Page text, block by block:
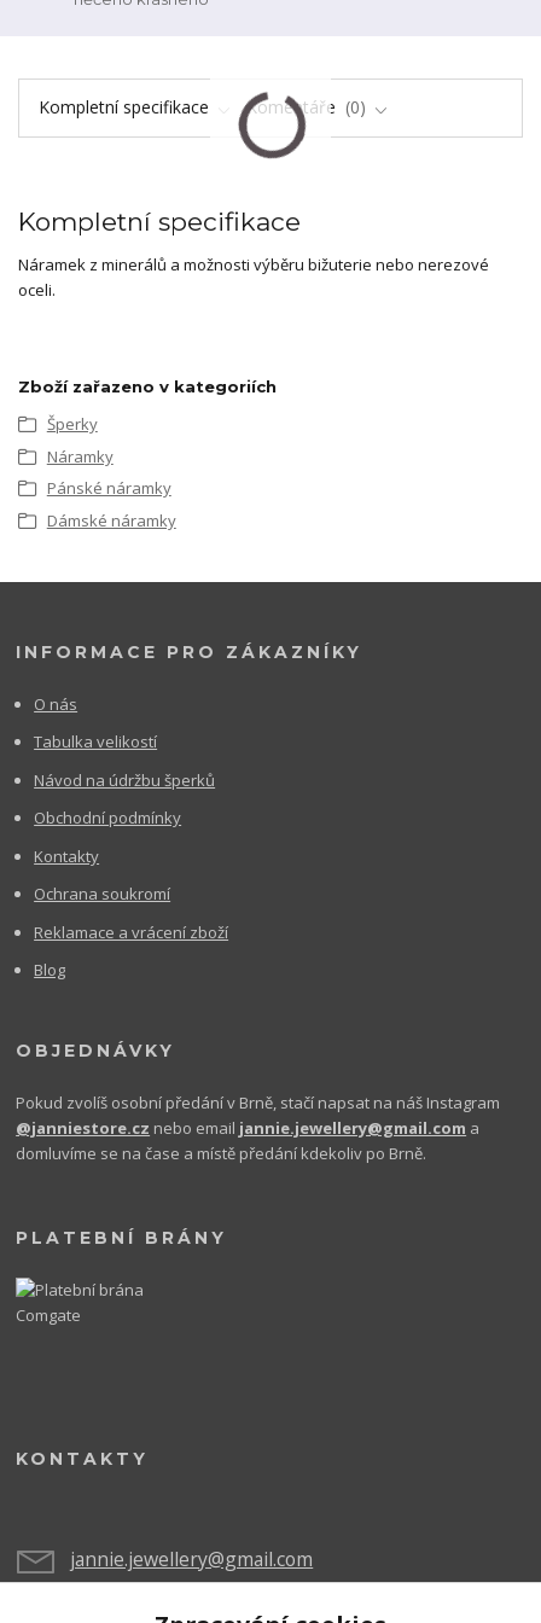
Kompletní specifikace Komentáře 0
Kompletní specifikace
Náramek z minerálů a možnosti výběru bižuterie nebo nerezové
oceli.
Zboží zařazeno v kategoriích
Šperky
Náramky
Pánské náramky
Dámské náramky
INFORMACE PRO ZÁKAZNÍKY
O nás
Tabulka velikostí
Návod na údržbu šperků
Obchodní podmínky
Kontakty
Ochrana soukromí
Reklamace a vrácení zboží
Blog
OBJEDNÁVKY
Pokud zvolíš osobní předání v Brně, stačí napsat na náš Instagram
@janniestore.cz nebo email jannie.jewellery@gmail.com a
domluvíme se na čase a místě předání kdekoliv po Brně.
PLATEBNÍ BRÁNY
KONTAKTY
jannie.jewellery@gmail.com